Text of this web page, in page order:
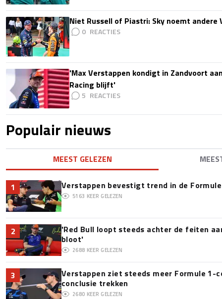
Niet Russell of Piastri: Sky noemt
0
'Max Verstappen kondigt in Zandvoort
Racing blijft'
5
Populair nieuws
MEEST GELEZEN
1 Verstappen bevestigt trend in de
5163 KEER GELEZEN
2
'Red Bull loopt steeds achter de feiten
bloot'
2688 KEER GELEZEN
3
Verstappen ziet steeds meer Formule 1-
conclusie trekken
2680 KEER GELEZEN